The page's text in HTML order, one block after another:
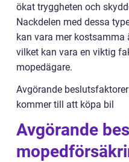
ökat tryggheten och
Nackdelen med dessa
kan vara mer
vilket kan vara en viktig
mopedägare.
Avgörande
kommer till att köpa bil
Avgörande